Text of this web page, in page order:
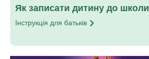
Як записати дитину до школи
Інструкція для батьків